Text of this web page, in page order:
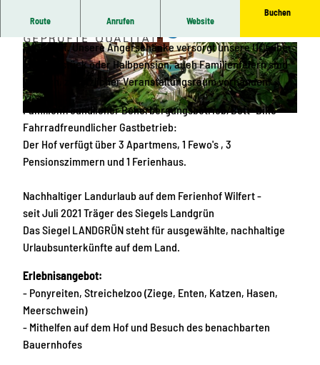
© Ferienhof Wilfert © Tourenfahrer
Route Anrufen Website
Buchen
Ferienhof. Unsere Angerschänke versorgt unsere Urlauber
mit Frühstück oder Halbpension, auch Familienfeiern sind
möglich, zusätzlicher Veranstaltungsraum vorhanden.
Familienfreundlicher Beherbergungsbetrieb/Bett+Bike
Fahrradfreundlicher Gastbetrieb:
Der Hof verfügt über 3 Apartmens, 1 Fewo's , 3
Pensionszimmern und 1 Ferienhaus.
Nachhaltiger Landurlaub auf dem Ferienhof Wilfert -
seit Juli 2021 Träger des Siegels Landgrün
Das Siegel LANDGRÜN steht für ausgewählte, nachhaltige
Urlaubsunterkünfte auf dem Land.
Erlebnisangebot:
- Ponyreiten, Streichelzoo (Ziege, Enten, Katzen, Hasen,
Meerschwein)
- Mithelfen auf dem Hof und Besuch des benachbarten
Bauernhofes